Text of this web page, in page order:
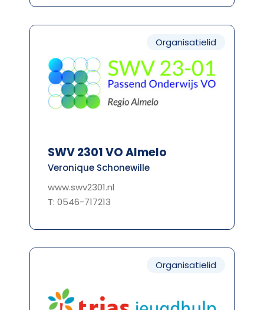
Organisatielid
SWV 2301 VO Almelo
Veronique Schonewille
www.swv2301.nl
T: 0546-717213
Organisatielid